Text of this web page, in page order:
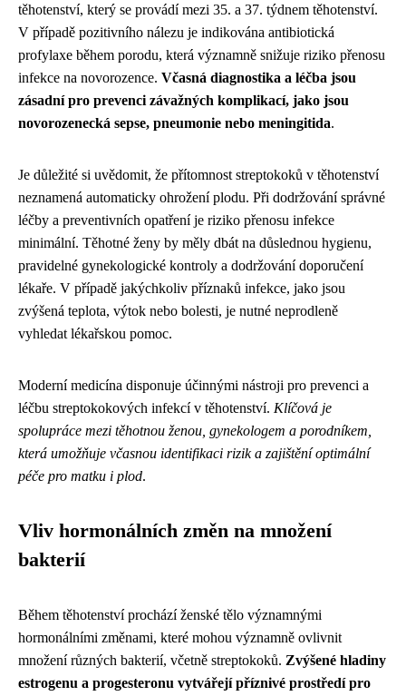
těhotenství, který se provádí mezi 35. a 37. týdnem těhotenství.
V případě pozitivního nálezu je indikována antibiotická
profylaxe během porodu, která významně snižuje riziko přenosu
infekce na novorozence. Včasná diagnostika a léčba jsou
zásadní pro prevenci závažných komplikací, jako jsou
novorozenecká sepse, pneumonie nebo meningitida.
Je důležité si uvědomit, že přítomnost streptokoků v těhotenství
neznamená automaticky ohrožení plodu. Při dodržování správné
léčby a preventivních opatření je riziko přenosu infekce
minimální. Těhotné ženy by měly dbát na důslednou hygienu,
pravidelné gynekologické kontroly a dodržování doporučení
lékaře. V případě jakýchkoliv příznaků infekce, jako jsou
zvýšená teplota, výtok nebo bolesti, je nutné neprodleně
vyhledat lékařskou pomoc.
Moderní medicína disponuje účinnými nástroji pro prevenci a
léčbu streptokokových infekcí v těhotenství. Klíčová je
spolupráce mezi těhotnou ženou, gynekologem a porodníkem,
která umožňuje včasnou identifikaci rizik a zajištění optimální
péče pro matku i plod.
Vliv hormonálních změn na množení
bakterií
Během těhotenství prochází ženské tělo významnými
hormonálními změnami, které mohou významně ovlivnit
množení různých bakterií, včetně streptokoků. Zvýšené hladiny
estrogenu a progesteronu vytvářejí příznivé prostředí pro